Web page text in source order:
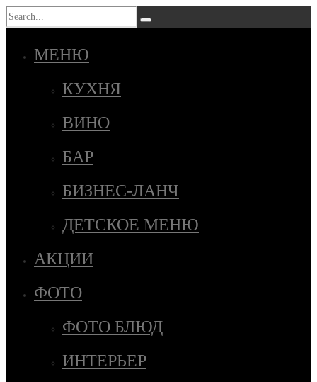
МЕНЮ
КУХНЯ
ВИНО
БАР
БИЗНЕС-ЛАНЧ
ДЕТСКОЕ МЕНЮ
АКЦИИ
ФОТО
ФОТО БЛЮД
ИНТЕРЬЕР